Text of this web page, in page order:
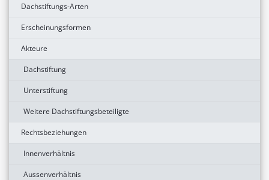
Dachstiftungs-Arten
Erscheinungsformen
Akteure
Dachstiftung
Unterstiftung
Weitere Dachstiftungsbeteiligte
Rechtsbeziehungen
Innenverhältnis
Aussenverhältnis